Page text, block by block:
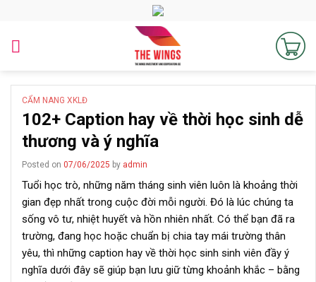
content
CẨM NANG XKLĐ
102+ Caption hay về thời học sinh dễ
thương và ý nghĩa
Posted on 07/06/2025 by admin
Tuổi học trò, những năm tháng sinh viên luôn là khoảng thời
gian đẹp nhất trong cuộc đời mỗi người. Đó là lúc chúng ta
sống vô tư, nhiệt huyết và hồn nhiên nhất. Có thể bạn đã ra
trường, đang học hoặc chuẩn bị chia tay mái trường thân
yêu, thì những caption hay về thời học sinh sinh viên đầy ý
nghĩa dưới đây sẽ giúp bạn lưu giữ từng khoảnh khắc – bằng